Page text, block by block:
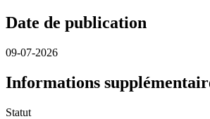
Date de publication
09-07-2026
Informations
Statut